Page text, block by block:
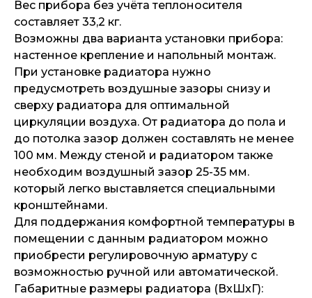
Вес прибора без учёта теплоносителя
составляет 33,2 кг.
Возможны два варианта установки прибора:
настенное крепление и напольный монтаж.
При установке радиатора нужно
предусмотреть воздушные зазоры снизу и
сверху радиатора для оптимальной
циркуляции воздуха. От радиатора до пола и
до потолка зазор должен составлять не менее
100 мм. Между стеной и радиатором также
необходим воздушный зазор 25-35 мм.
который легко выставляется специальными
кронштейнами.
Для поддержания комфортной температуры в
помещении с данным радиатором можно
приобрести регулировочную арматуру с
возможностью ручной или автоматической.
Габаритные размеры радиатора (ВхШхГ):